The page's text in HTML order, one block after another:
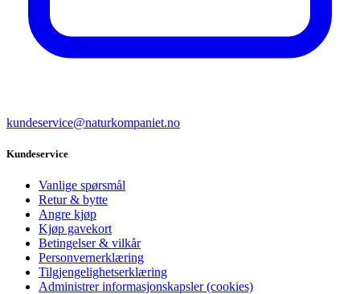
kundeservice@naturkompaniet.no
Kundeservice
Vanlige spørsmål
Retur & bytte
Angre kjøp
Kjøp gavekort
Betingelser & vilkår
Personvernerklæring
Tilgjengelighetserklæring
Administrer informasjonskapsler (cookies)